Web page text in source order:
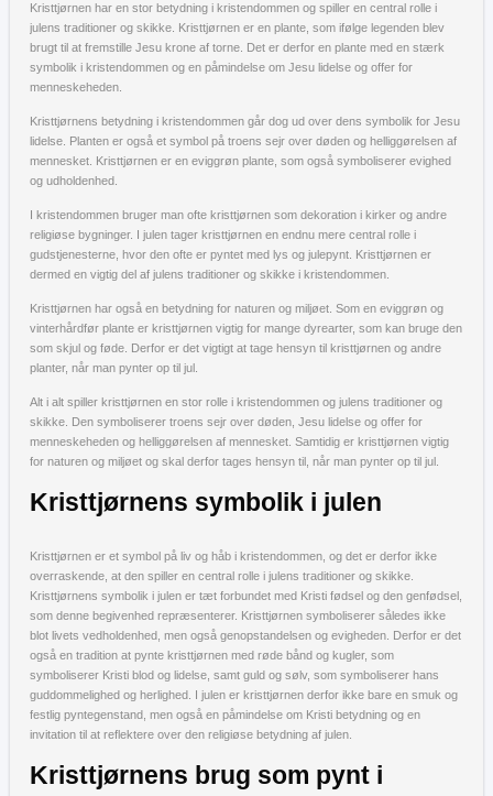
Kristtjørnen har en stor betydning i kristendommen og spiller en central rolle i
julens traditioner og skikke. Kristtjørnen er en plante, som ifølge legenden blev
brugt til at fremstille Jesu krone af torne. Det er derfor en plante med en stærk
symbolik i kristendommen og en påmindelse om Jesu lidelse og offer for
menneskeheden.
Kristtjørnens betydning i kristendommen går dog ud over dens symbolik for Jesu
lidelse. Planten er også et symbol på troens sejr over døden og helliggørelsen af
mennesket. Kristtjørnen er en eviggrøn plante, som også symboliserer evighed
og udholdenhed.
I kristendommen bruger man ofte kristtjørnen som dekoration i kirker og andre
religiøse bygninger. I julen tager kristtjørnen en endnu mere central rolle i
gudstjenesterne, hvor den ofte er pyntet med lys og julepynt. Kristtjørnen er
dermed en vigtig del af julens traditioner og skikke i kristendommen.
Kristtjørnen har også en betydning for naturen og miljøet. Som en eviggrøn og
vinterhårdfør plante er kristtjørnen vigtig for mange dyrearter, som kan bruge den
som skjul og føde. Derfor er det vigtigt at tage hensyn til kristtjørnen og andre
planter, når man pynter op til jul.
Alt i alt spiller kristtjørnen en stor rolle i kristendommen og julens traditioner og
skikke. Den symboliserer troens sejr over døden, Jesu lidelse og offer for
menneskeheden og helliggørelsen af mennesket. Samtidig er kristtjørnen vigtig
for naturen og miljøet og skal derfor tages hensyn til, når man pynter op til jul.
Kristtjørnens symbolik i julen
Kristtjørnen er et symbol på liv og håb i kristendommen, og det er derfor ikke
overraskende, at den spiller en central rolle i julens traditioner og skikke.
Kristtjørnens symbolik i julen er tæt forbundet med Kristi fødsel og den genfødsel,
som denne begivenhed repræsenterer. Kristtjørnen symboliserer således ikke
blot livets vedholdenhed, men også genopstandelsen og evigheden. Derfor er det
også en tradition at pynte kristtjørnen med røde bånd og kugler, som
symboliserer Kristi blod og lidelse, samt guld og sølv, som symboliserer hans
guddommelighed og herlighed. I julen er kristtjørnen derfor ikke bare en smuk og
festlig pyntegenstand, men også en påmindelse om Kristi betydning og en
invitation til at reflektere over den religiøse betydning af julen.
Kristtjørnens brug som pynt i